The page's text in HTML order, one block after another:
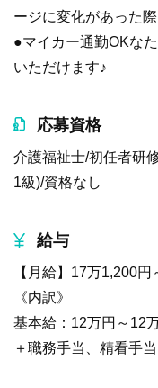
ージに変化があった
●マイカー通勤OKな
いただけます♪
応募資格
介護福祉士/初任者研
1級)/資格なし
給与
【月給】17万1,200円
《内訳》
基本給：12万円～12
＋職務手当、精看手